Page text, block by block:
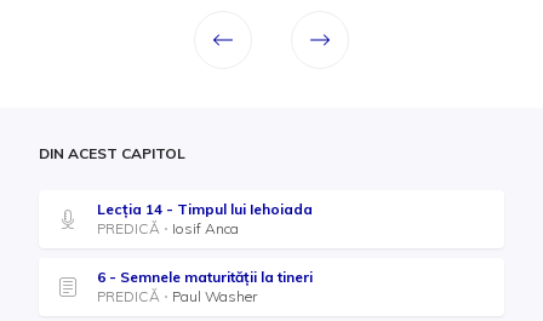
DIN ACEST CAPITOL
Lecţia 14 - Timpul lui Iehoiada
PREDICĂ
Iosif Anca
6 - Semnele maturității la tineri
PREDICĂ
Paul Washer